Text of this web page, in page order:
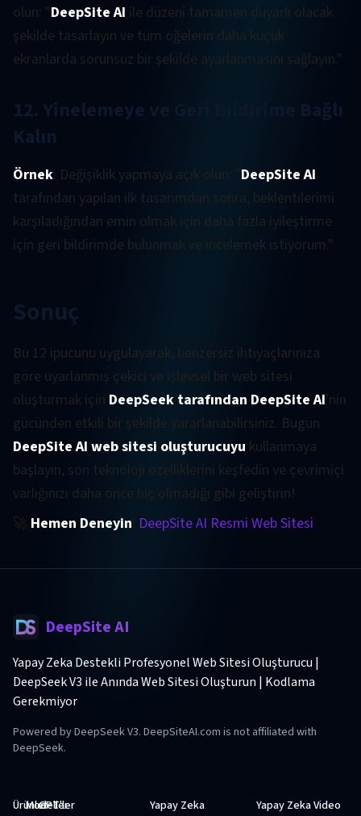
olun: "DeepSite AI ile düzeni tamamen duyarlı olacak
şekilde tasarlayın ve tüm öğelerin daha küçük
ekranlarda sorunsuz bir şekilde ayarlanmasını sağlayın."
12. Yinelemeye ve Geri Bildirime Bağlı
Kalın
Örnek: Değişiklik yapmaya açık olun: "DeepSite AI
tarafından yapılan ilk tasarımdan sonra, beklentilerimi
karşıladığından emin olmak için daha fazla iyileştirme
için geri bildirimde bulunmak ve incelemek istiyorum."
Sonuç
Bu 12 ipucunu uygulayarak, benzersiz ihtiyaçlarınıza
göre uyarlanmış çekici ve işlevsel bir web sitesi
oluşturmak için DeepSeek tarafından DeepSite AI'nin
gücünden etkili bir şekilde yararlanabilirsiniz. Bugün
DeepSite AI web sitesi oluşturucuyu kullanmaya
başlayın, son teknoloji özelliklerini keşfedin ve çevrimiçi
varlığınızı daha önce hiç olmadığı gibi geliştirin!
🚀 Hemen Deneyin DeepSite AI Resmi Web Sitesi
DeepSite AI
Yapay Zeka Destekli Profesyonel Web Sitesi Oluşturucu |
DeepSeek V3 ile Anında Web Sitesi Oluşturun | Kodlama
Gerekmiyor
Powered by DeepSeek V3. DeepSiteAI.com is not affiliated with
DeepSeek.
Ürünler
Modeller
GPT'ler
Yapay Zeka
Yapay Zeka Video